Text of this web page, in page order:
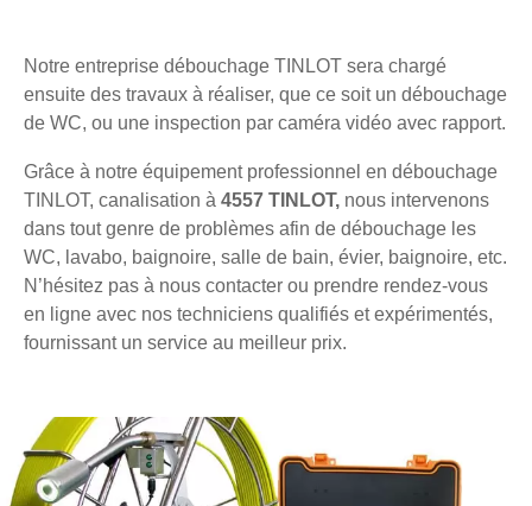
Notre entreprise débouchage TINLOT sera chargé
ensuite des travaux à réaliser, que ce soit un débouchage
de WC, ou une inspection par caméra vidéo avec rapport.
Grâce à notre équipement professionnel en débouchage
TINLOT, canalisation à 4557 TINLOT, nous intervenons
dans tout genre de problèmes afin de débouchage les
WC, lavabo, baignoire, salle de bain, évier, baignoire, etc.
N’hésitez pas à nous contacter ou prendre rendez-vous
en ligne avec nos techniciens qualifiés et expérimentés,
fournissant un service au meilleur prix.